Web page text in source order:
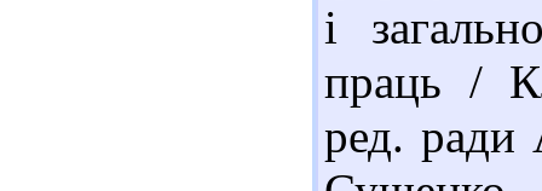
і
праць /
ред.